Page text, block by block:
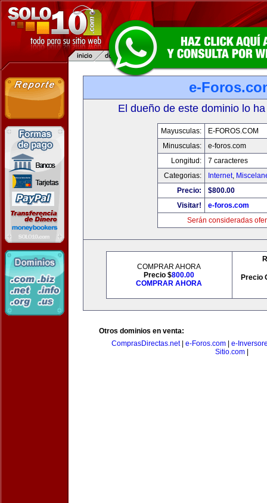
e-
El dueño de este dominio lo
Mayusculas:
E-FOROS.COM
Minusculas:
e-foros.com
Longitud:
7 caracteres
Categorias:
Internet,
Precio:
$800.00
Visitar!
e-foros.com
Serán consideradas
COMPRAR AHORA
Precio $800.00
COMPRAR AHORA
Precio
Otros dominios en venta:
ComprasDirectas.net| e-Foros.com
e-
Sitio.com